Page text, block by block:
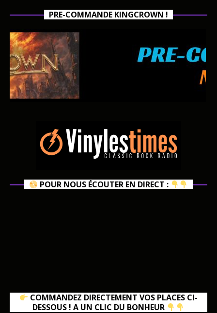
PRE-COMMANDE KINGCROWN !
POUR NOUS ÉCOUTER EN DIRECT :
COMMANDEZ DIRECTEMENT VOS PLACES CI-
DESSOUS ! A UN CLIC DU BONHEUR